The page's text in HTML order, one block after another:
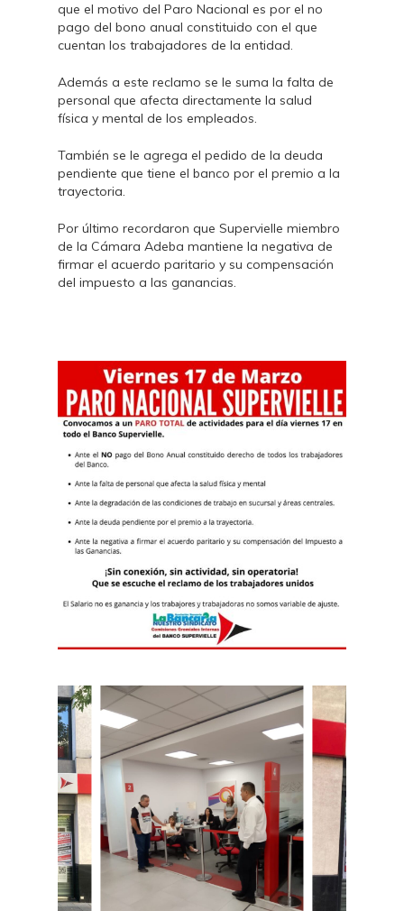
que el motivo del Paro Nacional es por el no
pago del bono anual constituido con el que
cuentan los trabajadores de la entidad.
Además a este reclamo se le suma la falta de
personal que afecta directamente la salud
física y mental de los empleados.
También se le agrega el pedido de la deuda
pendiente que tiene el banco por el premio a la
trayectoria.
Por último recordaron que Supervielle miembro
de la Cámara Adeba mantiene la negativa de
firmar el acuerdo paritario y su compensación
del impuesto a las ganancias.